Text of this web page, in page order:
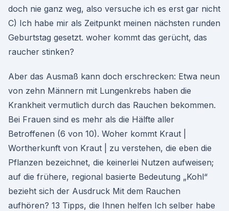
doch nie ganz weg, also versuche ich es erst gar nicht
C) Ich habe mir als Zeitpunkt meinen nächsten runden
Geburtstag gesetzt. woher kommt das gerücht, das
raucher stinken?
Aber das Ausmaß kann doch erschrecken: Etwa neun
von zehn Männern mit Lungenkrebs haben die
Krankheit vermutlich durch das Rauchen bekommen.
Bei Frauen sind es mehr als die Hälfte aller
Betroffenen (6 von 10). Woher kommt Kraut |
Wortherkunft von Kraut | zu verstehen, die eben die
Pflanzen bezeichnet, die keinerlei Nutzen aufweisen;
auf die frühere, regional basierte Bedeutung „Kohl“
bezieht sich der Ausdruck Mit dem Rauchen
aufhören? 13 Tipps, die Ihnen helfen Ich selber habe